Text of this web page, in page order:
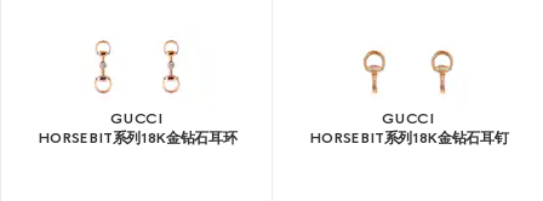
GUCCI
HORSEBIT系列18K金钻石耳环
GUCCI
HORSEBIT系列18K金钻石耳钉